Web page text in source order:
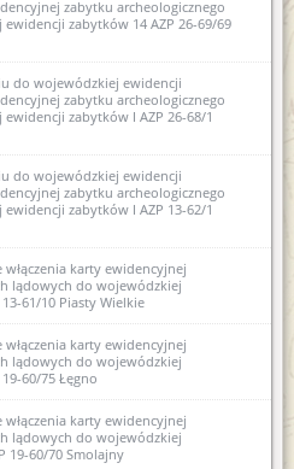
zabytku archeologicznego
zabytków 14 AZP 26-69/69
do wojewódzkiej ewidencji
zabytku archeologicznego
zabytków I AZP 26-68/1
do wojewódzkiej ewidencji
zabytku archeologicznego
zabytków I AZP 13-62/1
karty ewidencyjnej
lądowych do wojewódzkiej
61/10 Piasty Wielkie
karty ewidencyjnej
lądowych do wojewódzkiej
60/75 Łęgno
karty ewidencyjnej
lądowych do wojewódzkiej
19-60/70 Smolajny